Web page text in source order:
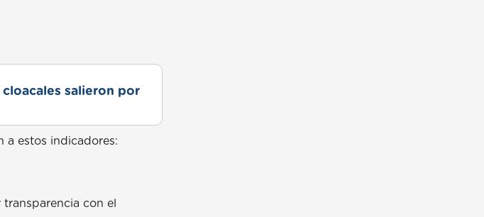
salieron por
a estos indicadores:
con el